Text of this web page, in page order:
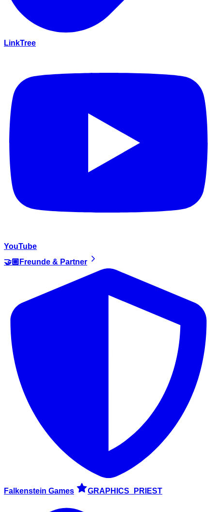
LinkTree
YouTube
🤝🏼Freunde & Partner
Falkenstein Games GRAPHICS_PRIEST